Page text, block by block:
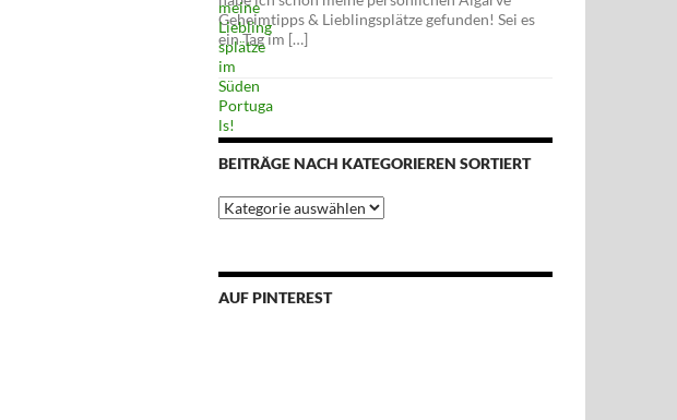
Geheimtipps & Lieblingsplätze gefunden! Sei es
ein Tag im […]
BEITRÄGE NACH KATEGORIEREN SORTIERT
Beiträge
nach
AUF PINTEREST